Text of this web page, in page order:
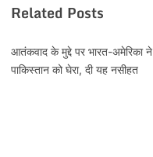
Related Posts
आतंकवाद के मुद्दे पर भारत-अमेरिका ने
पाकिस्तान को घेरा, दी यह नसीहत